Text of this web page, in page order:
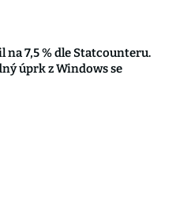
na 7,5 % dle Statcounteru.
úprk z Windows se